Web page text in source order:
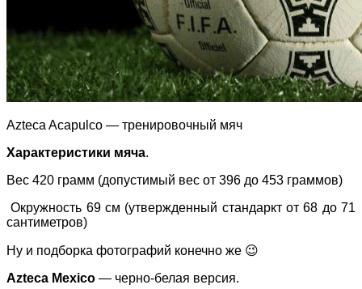
Azteca Acapulco — тренировочный мяч
Характеристики мяча.
Вес 420 грамм (допустимый вес от 396 до 453 граммов)
Окружность 69 см (утвержденный стандаркт от 68 до 71
сантиметров)
Ну и подборка фотографий конечно же 😉
Azteca Mexico — черно-белая версия.